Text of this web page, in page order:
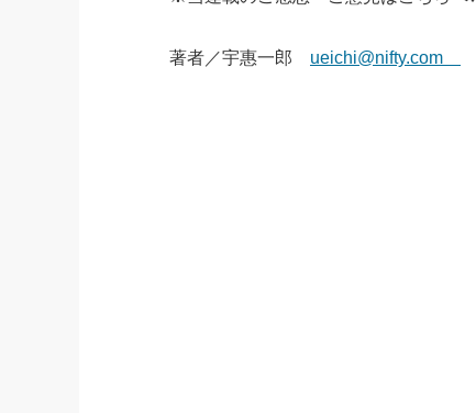
著者／宇惠一郎 ueichi@nifty.com